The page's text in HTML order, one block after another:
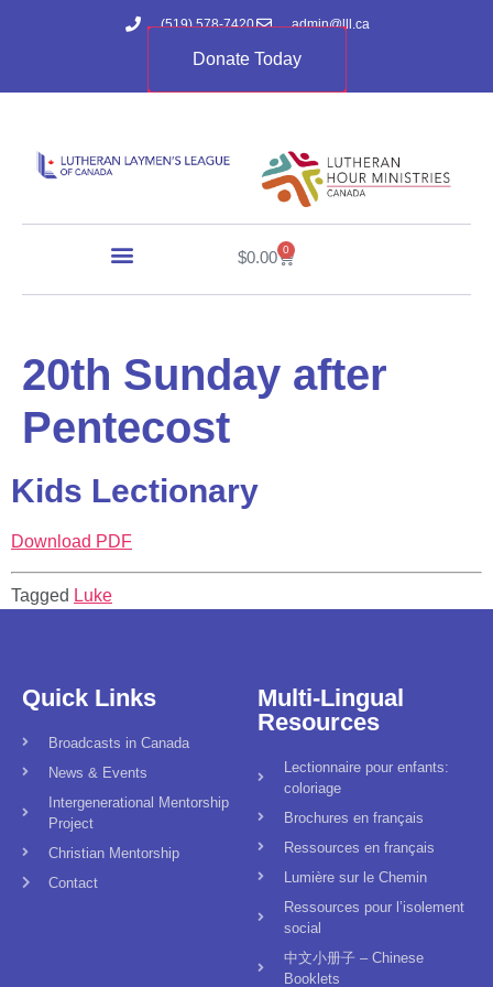
(519) 578-7420 admin@lll.ca
Donate Today
$0.00 0
20th Sunday after
Pentecost
Kids Lectionary
Download PDF
Tagged Luke
Quick Links
Broadcasts in Canada
News & Events
Intergenerational Mentorship
Project
Christian Mentorship
Contact
Multi-Lingual
Resources
Lectionnaire pour enfants:
coloriage
Brochures en français
Ressources en français
Lumière sur le Chemin
Ressources pour l’isolement
social
中文小册子 – Chinese
Booklets